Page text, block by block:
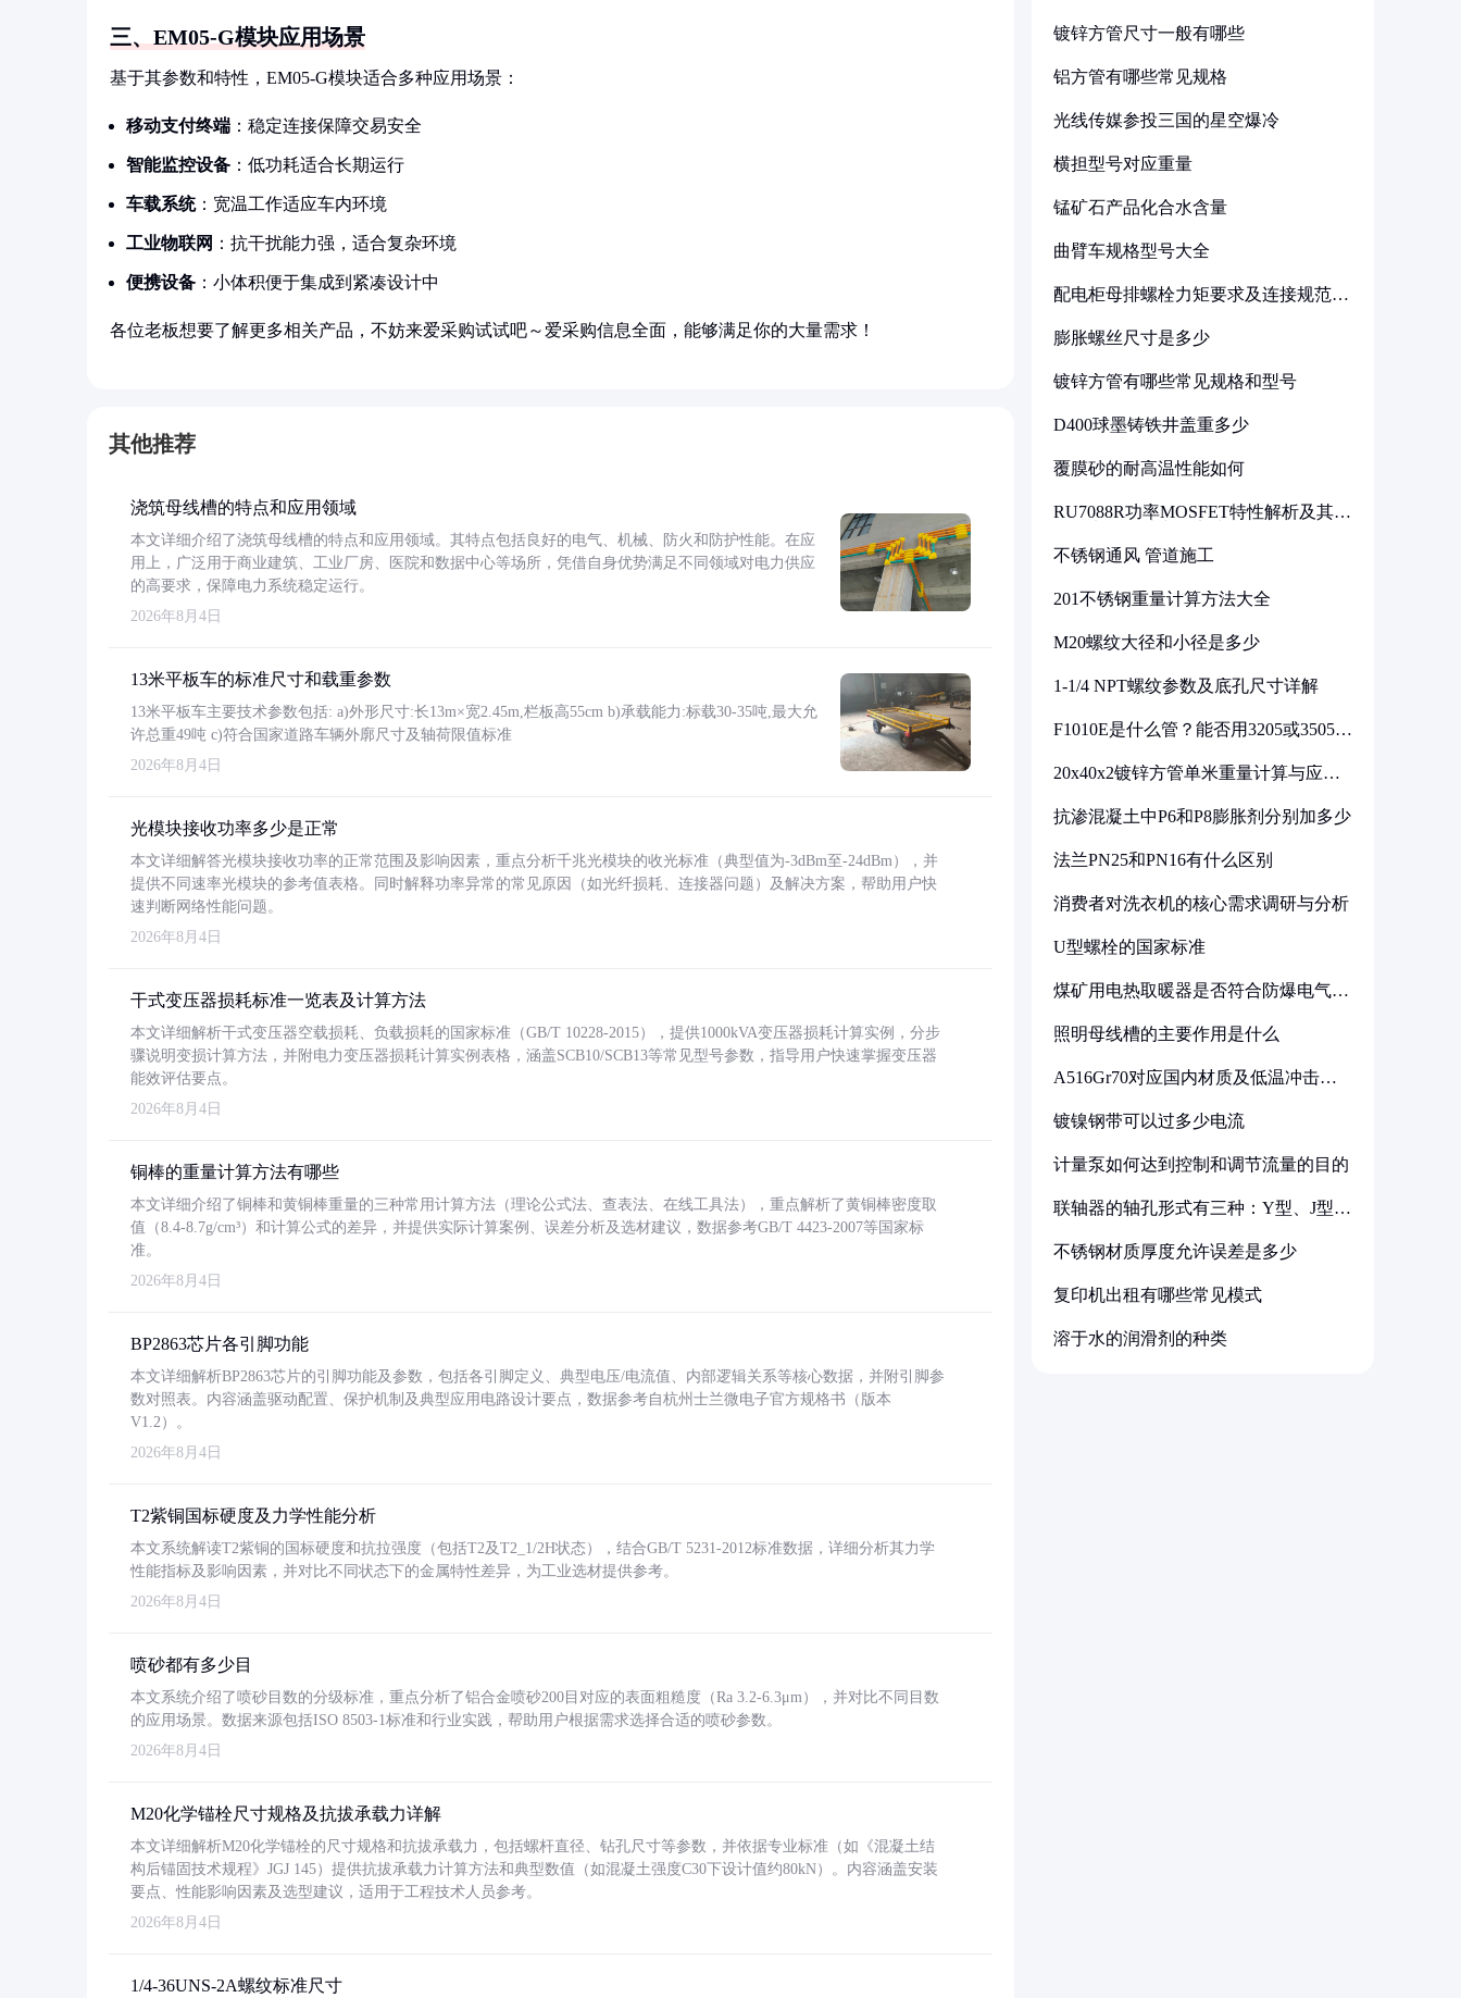
三、EM05-G模块应用场景
基于其参数和特性，EM05-G模块适合多种应用场景：
移动支付终端 ：稳定连接保障交易安全
智能监控设备 ：低功耗适合长期运行
车载系统：宽温工作适应车内环境
工业物联网 ：抗干扰能力强，适合复杂环境
便携设备 ：小体积便于集成到紧凑设计中
各位老板想要了解更多相关产品，不妨来爱采购试试吧～爱采购信息全面，能够满足你的大量需求！
其他推荐
浇筑母线槽的特点和应用领域
本文详细介绍了浇筑母线槽的特点和应用领域。其特点包括良好的电气、机械、防火和防护性能。在应
用上，广泛用于商业建筑、工业厂房、医院和数据中心等场所，凭借自身优势满足不同领域对电力供应
的高要求，保障电力系统稳定运行。
2026年8月4日
13米平板车的标准尺寸和载重参数
13米平板车主要技术参数包括: a)外形尺寸:长13m×宽2.45m,栏板高55cm b)承载能力:标载30-35吨,最大允
许总重49吨 c)符合国家道路车辆外廓尺寸及轴荷限值标准
2026年8月4日
光模块接收功率多少是正常
本文详细解答光模块接收功率的正常范围及影响因素，重点分析千兆光模块的收光标准（典型值为-3dBm至-24dBm），并
提供不同速率光模块的参考值表格。同时解释功率异常的常见原因（如光纤损耗、连接器问题）及解决方案，帮助用户快
速判断网络性能问题。
2026年8月4日
干式变压器损耗标准一览表及计算方法
本文详细解析干式变压器空载损耗、负载损耗的国家标准（GB/T 10228-2015），提供1000kVA变压器损耗计算实例，分步
骤说明变损计算方法，并附电力变压器损耗计算实例表格，涵盖SCB10/SCB13等常见型号参数，指导用户快速掌握变压器
能效评估要点。
2026年8月4日
铜棒的重量计算方法有哪些
本文详细介绍了铜棒和黄铜棒重量的三种常用计算方法（理论公式法、查表法、在线工具法），重点解析了黄铜棒密度取
值（8.4-8.7g/cm³）和计算公式的差异，并提供实际计算案例、误差分析及选材建议，数据参考GB/T 4423-2007等国家标
准。
2026年8月4日
BP2863芯片各引脚功能
本文详细解析BP2863芯片的引脚功能及参数，包括各引脚定义、典型电压/电流值、内部逻辑关系等核心数据，并附引脚参
数对照表。内容涵盖驱动配置、保护机制及典型应用电路设计要点，数据参考自杭州士兰微电子官方规格书（版本
V1.2）。
2026年8月4日
T2紫铜国标硬度及力学性能分析
本文系统解读T2紫铜的国标硬度和抗拉强度（包括T2及T2_1/2H状态），结合GB/T 5231-2012标准数据，详细分析其力学
性能指标及影响因素，并对比不同状态下的金属特性差异，为工业选材提供参考。
2026年8月4日
喷砂都有多少目
本文系统介绍了喷砂目数的分级标准，重点分析了铝合金喷砂200目对应的表面粗糙度（Ra 3.2-6.3μm），并对比不同目数
的应用场景。数据来源包括ISO 8503-1标准和行业实践，帮助用户根据需求选择合适的喷砂参数。
2026年8月4日
M20化学锚栓尺寸规格及抗拔承载力详解
本文详细解析M20化学锚栓的尺寸规格和抗拔承载力，包括螺杆直径、钻孔尺寸等参数，并依据专业标准（如《混凝土结
构后锚固技术规程》JGJ 145）提供抗拔承载力计算方法和典型数值（如混凝土强度C30下设计值约80kN）。内容涵盖安装
要点、性能影响因素及选型建议，适用于工程技术人员参考。
2026年8月4日
1/4-36UNS-2A螺纹标准尺寸
镀锌方管尺寸一般有哪些
铝方管有哪些常见规格
光线传媒参投三国的星空爆冷
横担型号对应重量
锰矿石产品化合水含量
曲臂车规格型号大全
配电柜母排螺栓力矩要求及连接规范详
膨胀螺丝尺寸是多少
镀锌方管有哪些常见规格和型号
D400球墨铸铁井盖重多少
覆膜砂的耐高温性能如何
RU7088R功率MOSFET特性解析及其在
不锈钢通风 管道施工
201不锈钢重量计算方法大全
M20螺纹大径和小径是多少
1-1/4 NPT螺纹参数及底孔尺寸详解
F1010E是什么管？能否用3205或3505代
20x40x2镀锌方管单米重量计算与应用
抗渗混凝土中P6和P8膨胀剂分别加多少
法兰PN25和PN16有什么区别
消费者对洗衣机的核心需求调研与分析
U型螺栓的国家标准
煤矿用电热取暖器是否符合防爆电气设
照明母线槽的主要作用是什么
A516Gr70对应国内材质及低温冲击要
镀镍钢带可以过多少电流
计量泵如何达到控制和调节流量的目的
联轴器的轴孔形式有三种：Y型、J型、
不锈钢材质厚度允许误差是多少
复印机出租有哪些常见模式
溶于水的润滑剂的种类